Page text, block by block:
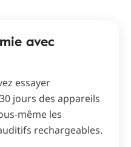
avec
essayer
jours des appareils
même les
rechargeables.